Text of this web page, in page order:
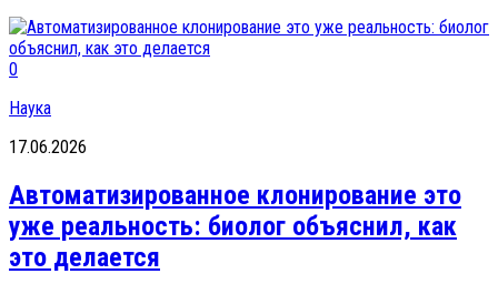
0
Наука
17.06.2026
Автоматизированное клонирование это
уже реальность: биолог объяснил, как
это делается